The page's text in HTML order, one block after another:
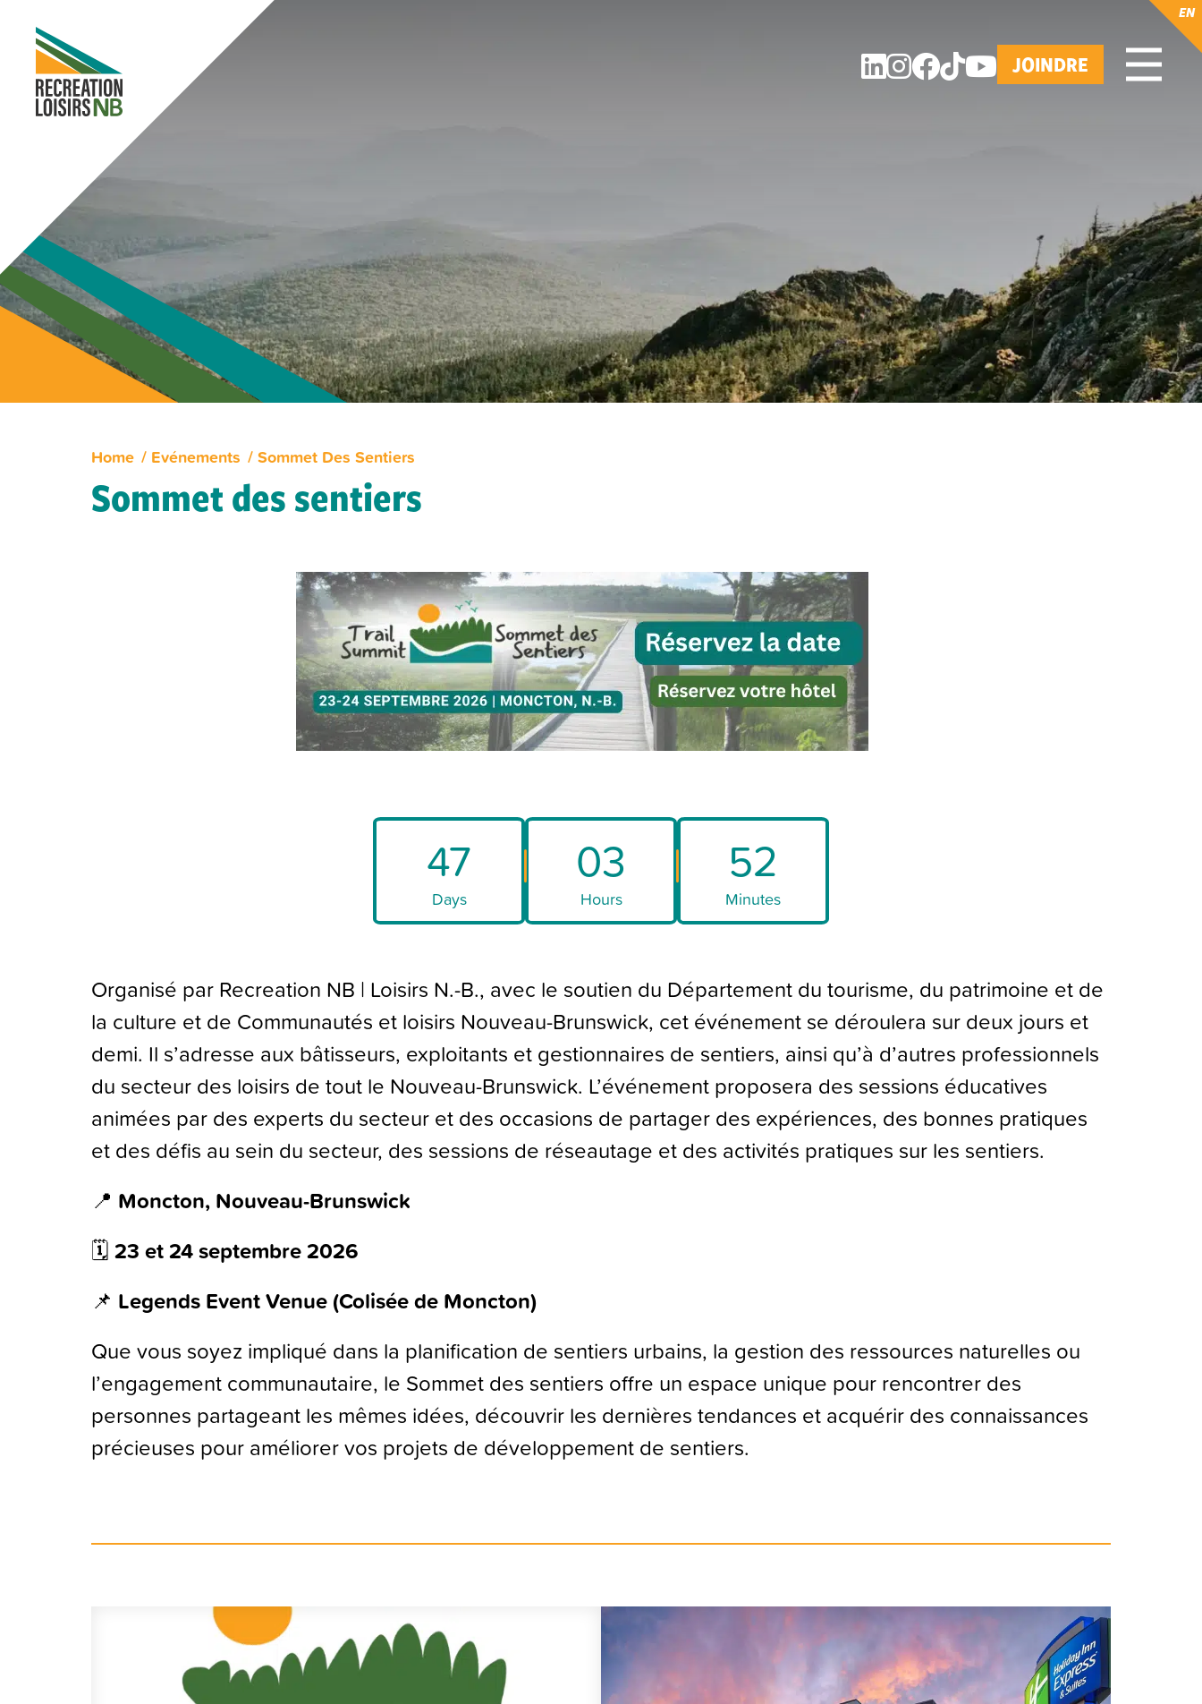
EN
JOINDRE
Home Evénements Sommet Des Sentiers
Sommet des sentiers
47
Days
03
Hours
52
Minutes
Organisé par Recreation NB | Loisirs N.-B., avec le soutien du Département du tourisme, du patrimoine et de
la culture et de Communautés et loisirs Nouveau-Brunswick, cet événement se déroulera sur deux jours et
demi. Il s’adresse aux bâtisseurs, exploitants et gestionnaires de sentiers, ainsi qu’à d’autres professionnels
du secteur des loisirs de tout le Nouveau-Brunswick. L’événement proposera des sessions éducatives
animées par des experts du secteur et des occasions de partager des expériences, des bonnes pratiques
et des défis au sein du secteur, des sessions de réseautage et des activités pratiques sur les sentiers.
📍 Moncton, Nouveau-Brunswick
🗓 23 et 24 septembre 2026
📌 Legends Event Venue (Colisée de Moncton)
Que vous soyez impliqué dans la planification de sentiers urbains, la gestion des ressources naturelles ou
l’engagement communautaire, le Sommet des sentiers offre un espace unique pour rencontrer des
personnes partageant les mêmes idées, découvrir les dernières tendances et acquérir des connaissances
précieuses pour améliorer vos projets de développement de sentiers.